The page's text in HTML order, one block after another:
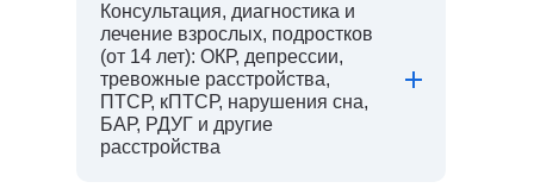
Консультация, диагностика и
лечение взрослых, подростков
(от 14 лет): ОКР, депрессии,
тревожные расстройства,
ПТСР, кПТСР, нарушения сна,
БАР, РДУГ и другие
расстройства